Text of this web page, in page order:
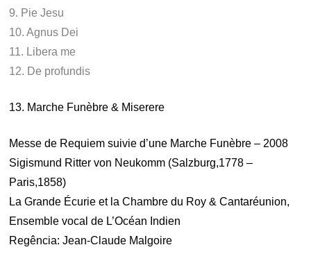
9. Pie Jesu
10. Agnus Dei
11. Libera me
12. De profundis
13. Marche Funèbre & Miserere
Messe de Requiem suivie d’une Marche Funèbre – 2008
Sigismund Ritter von Neukomm (Salzburg,1778 –
Paris,1858)
La Grande Écurie et la Chambre du Roy & Cantaréunion,
Ensemble vocal de L’Océan Indien
Regência: Jean-Claude Malgoire